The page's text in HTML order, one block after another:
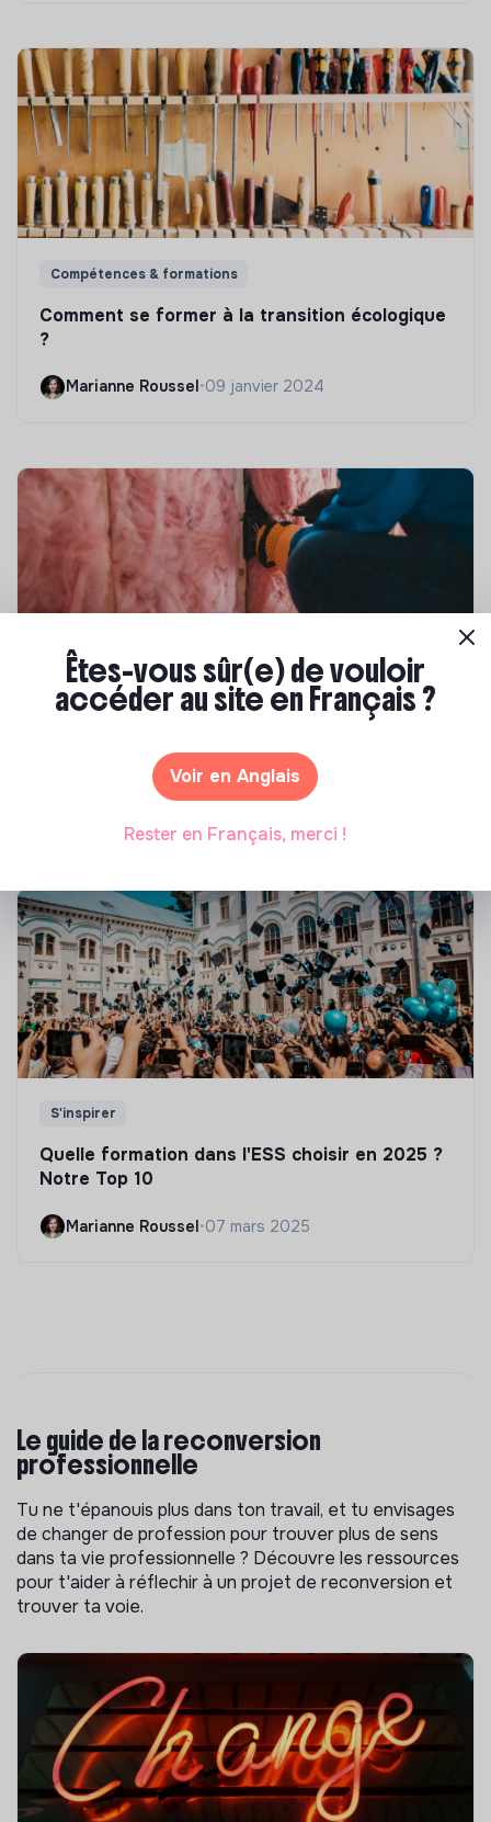
Compétences & formations
Comment se former à la transition écologique
?
Marianne Roussel •09 janvier 2024
Compétences & formations
énergétique des bâtiments
Marianne Roussel•21 janvier 2025
S'inspirer
Quelle formation dans l'ESS choisir en 2025 ?
Notre Top 10
Marianne Roussel•07 mars 2025
Le guide de la reconversion
professionnelle
Tu ne t'épanouis plus dans ton travail, et tu envisages
de changer de profession pour trouver plus de sens
dans ta vie professionnelle ? Découvre les ressources
pour t'aider à réflechir à un projet de reconversion et
trouver ta voie.
Êtes-vous sûr(e) de vouloir
accéder au site en Français ?
Voir en Anglais
Rester en Français, merci !